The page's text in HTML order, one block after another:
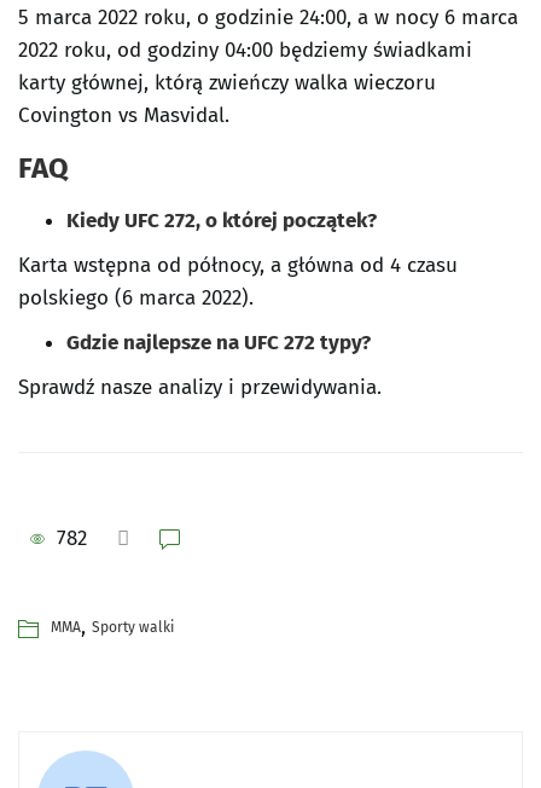
5 marca 2022 roku, o godzinie 24:00, a w nocy 6 marca
2022 roku, od godziny 04:00 będziemy świadkami
karty głównej, którą zwieńczy walka wieczoru
Covington vs Masvidal.
FAQ
Kiedy UFC 272, o której początek?
Karta wstępna od północy, a główna od 4 czasu
polskiego (6 marca 2022).
Gdzie najlepsze na UFC 272 typy?
Sprawdź nasze analizy i przewidywania.
782
MMA, Sporty walki